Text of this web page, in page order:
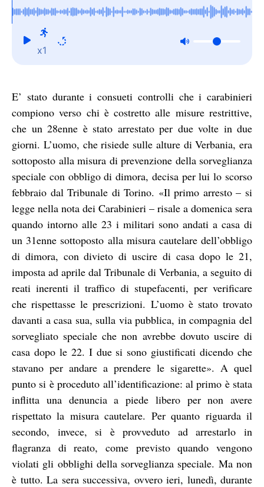
nell'arco di due giorni
x1
E’ stato durante i consueti controlli che i carabinieri
compiono verso chi è costretto alle misure restrittive,
che un 28enne è stato arrestato per due volte in due
giorni. L’uomo, che risiede sulle alture di Verbania, era
sottoposto alla misura di prevenzione della sorveglianza
speciale con obbligo di dimora, decisa per lui lo scorso
febbraio dal Tribunale di Torino. «Il primo arresto – si
legge nella nota dei Carabinieri – risale a domenica sera
quando intorno alle 23 i militari sono andati a casa di
un 31enne sottoposto alla misura cautelare dell’obbligo
di dimora, con divieto di uscire di casa dopo le 21,
imposta ad aprile dal Tribunale di Verbania, a seguito di
reati inerenti il traffico di stupefacenti, per verificare
che rispettasse le prescrizioni. L’uomo è stato trovato
davanti a casa sua, sulla via pubblica, in compagnia del
sorvegliato speciale che non avrebbe dovuto uscire di
casa dopo le 22. I due si sono giustificati dicendo che
stavano per andare a prendere le sigarette». A quel
punto si è proceduto all’identificazione: al primo è stata
inflitta una denuncia a piede libero per non avere
rispettato la misura cautelare. Per quanto riguarda il
secondo, invece, si è provveduto ad arrestarlo in
flagranza di reato, come previsto quando vengono
violati gli obblighi della sorveglianza speciale. Ma non
è tutto. La sera successiva, ovvero ieri, lunedì, durante